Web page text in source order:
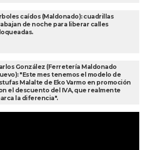
caídos (Maldonado): cuadrillas
de noche para liberar calles
González (Ferretería Maldonado
"Este mes tenemos el modelo de
Malalte de Eko Varmo en promoción
el descuento del IVA, que realmente
la diferencia".